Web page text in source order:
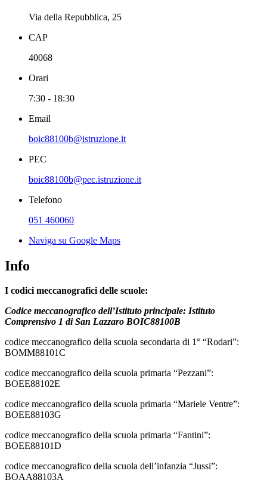
Via della Repubblica, 25
CAP
40068
Orari
7:30 - 18:30
Email
boic88100b@istruzione.it
PEC
boic88100b@pec.istruzione.it
Telefono
051 460060
Naviga su Google Maps
Info
I codici meccanografici delle scuole:
Codice meccanografico dell’Istituto principale: Istituto
Comprensivo 1 di San Lazzaro BOIC88100B
codice meccanografico della scuola secondaria di 1° “Rodari”:
BOMM88101C
codice meccanografico della scuola primaria “Pezzani”:
BOEE88102E
codice meccanografico della scuola primaria “Mariele Ventre”:
BOEE88103G
codice meccanografico della scuola primaria “Fantini”:
BOEE88101D
codice meccanografico della scuola dell’infanzia “Jussi”:
BOAA88103A